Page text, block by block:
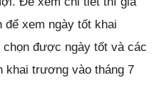
xem ngày tốt khai
được ngày tốt và các
khai trương vào tháng 7